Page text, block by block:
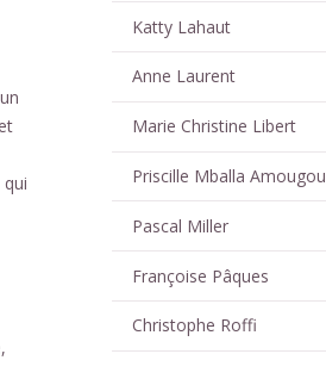
Katty Lahaut
Anne Laurent
Marie Christine Libert
Priscille Mballa Amougou
Pascal Miller
Françoise Pâques
Christophe Roffi